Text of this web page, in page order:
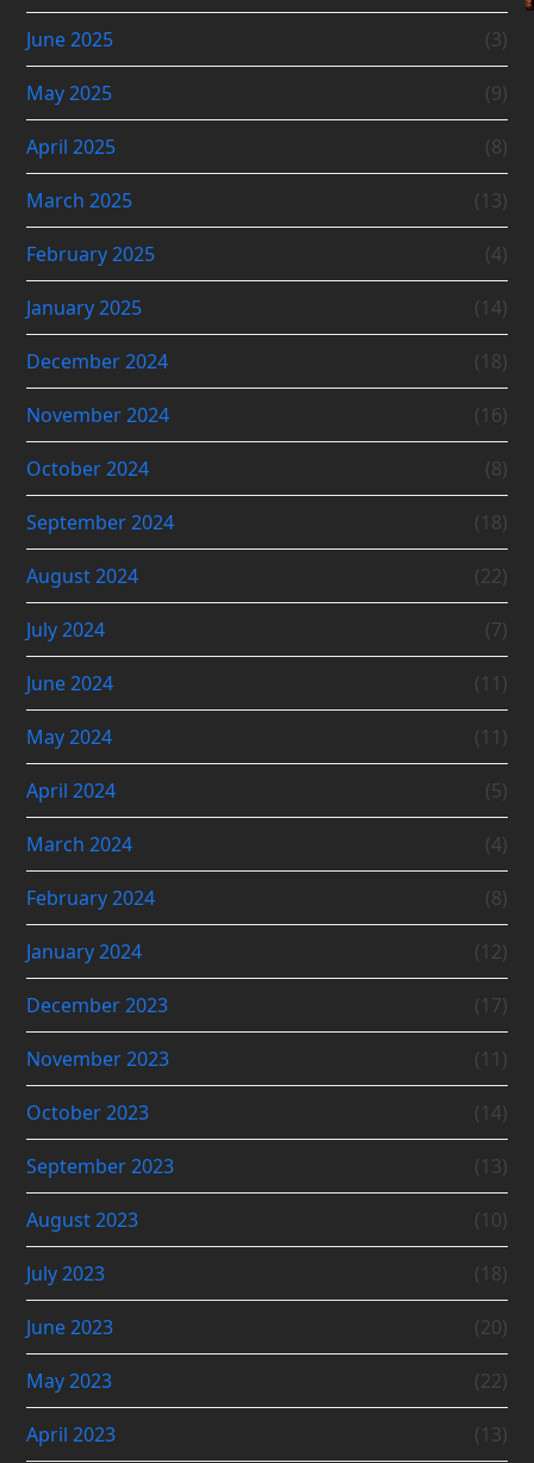
June 2025 (3)
May 2025 (9)
April 2025 (8)
March 2025 (13)
February 2025 (4)
January 2025 (14)
December 2024 (18)
November 2024 (16)
October 2024 (8)
September 2024 (18)
August 2024 (22)
July 2024 (7)
June 2024 (11)
May 2024 (11)
April 2024 (5)
March 2024 (4)
February 2024 (8)
January 2024 (12)
December 2023 (17)
November 2023 (11)
October 2023 (14)
September 2023 (13)
August 2023 (10)
July 2023 (18)
June 2023 (20)
May 2023 (22)
April 2023 (13)